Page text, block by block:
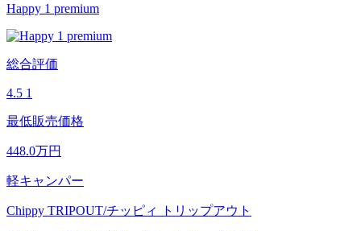
Happy 1 premium
総合評価
4.5 1
最低販売価格
448.0万円
軽キャンパー
Chippy TRIPOUT/チッピィ トリップアウト